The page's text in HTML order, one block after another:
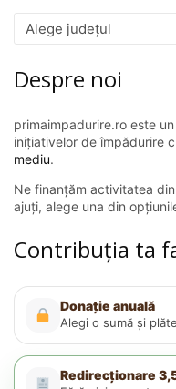
Despre noi
primaimpadurire.ro este
inițiativelor de împădurire
mediu.
Ne finanțăm activitatea
ajuți, alege una din
Contribuția ta
Donație anuală
Alegi o sumă și
Redirecționare